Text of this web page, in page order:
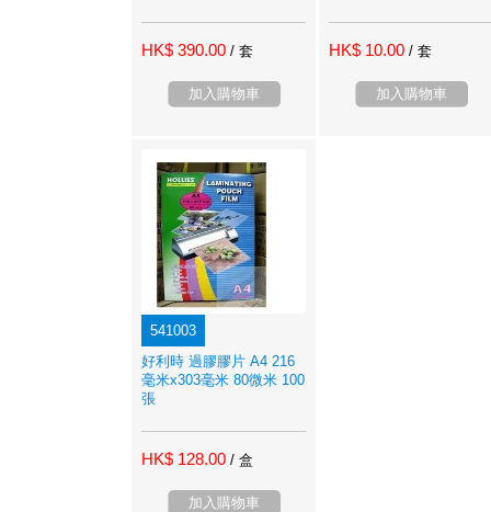
HK$ 390.00 / 套
加入購物車
HK$ 10.00 / 套
加入購物車
541003
好利時 過膠膠片 A4 216
毫米x303毫米 80微米 100
張
HK$ 128.00 / 盒
加入購物車